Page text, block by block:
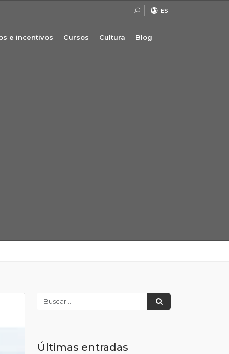
ES
e incentivos Cursos Cultura Blog
Últimas entradas